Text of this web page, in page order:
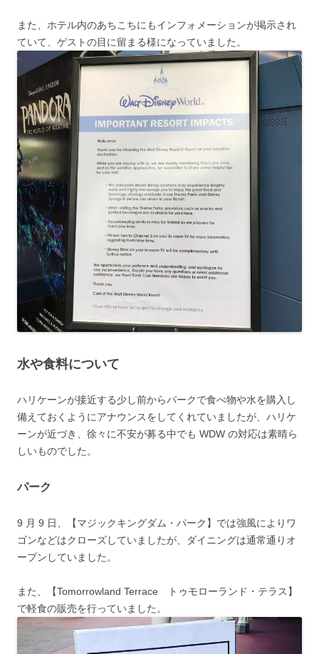
また、ホテル内のあちこちにもインフォメーションが掲示され
ていて、ゲストの目に留まる様になっていました。
水や食料について
ハリケーンが接近する少し前からパークで食べ物や水を購入し
備えておくようにアナウンスをしてくれていましたが、ハリケ
ーンが近づき、徐々に不安が募る中でも WDW の対応は素晴ら
しいものでした。
パーク
9 月 9 日、【マジックキングダム・パーク】では強風によりワ
ゴンなどはクローズしていましたが、ダイニングは通常通りオ
ープンしていました。
また、【Tomorrowland Terrace トゥモローランド・テラス】
で軽食の販売を行っていました。